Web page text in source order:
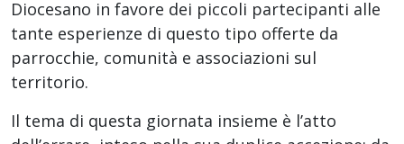
Diocesano in favore dei piccoli partecipanti alle
tante esperienze di questo tipo offerte da
parrocchie, comunità e associazioni sul
territorio.
Il tema di questa giornata insieme è l’atto